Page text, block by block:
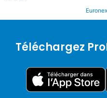
Téléchargez